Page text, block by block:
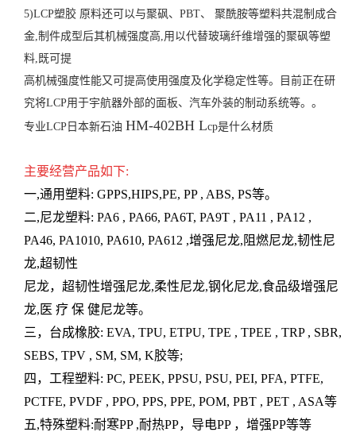
5)LCP塑胶 原料还可以与聚砜、PBT、 聚酰胺等塑料共混制成合
金,制件成型后其机械强度高,用以代替玻璃纤维增强的聚砜等塑
料,既可提
高机械强度性能又可提高使用强度及化学稳定性等。目前正在研
究将LCP用于宇航器外部的面板、汽车外装的制动系统等。。
专业LCP日本新石油 HM-402BH Lcp是什么材质
主要经营产品如下:
一,通用塑料: GPPS,HIPS,PE, PP , ABS, PS等。
二,尼龙塑料: PA6 , PA66, PA6T, PA9T , PA11 , PA12 ,
PA46, PA1010, PA610, PA612 ,增强尼龙,阻燃尼龙,韧性尼
龙,超韧性
尼龙，超韧性增强尼龙,柔性尼龙,钢化尼龙,食品级增强尼
龙,医 疗 保 健尼龙等。
三，台成橡胶: EVA, TPU, ETPU, TPE , TPEE , TRP , SBR,
SEBS, TPV , SM, SM, K胶等;
四，工程塑料: PC, PEEK, PPSU, PSU, PEI, PFA, PTFE,
PCTFE, PVDF , PPO, PPS, PPE, POM, PBT , PET , ASA等
五,特殊塑料:耐寒PP ,耐热PP，导电PP ，增强PP等等